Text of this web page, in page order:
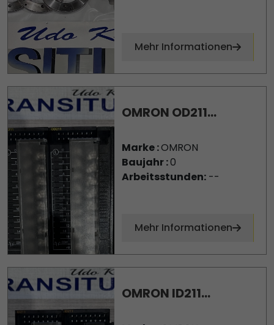
Mehr Informationen
OMRON OD211...
Marke :OMRON
Baujahr :0
Arbeitsstunden:--
Mehr Informationen
OMRON ID211...